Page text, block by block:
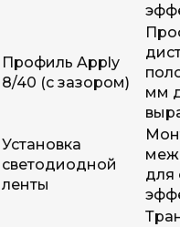
Профиль Apply
8/40 (с зазором)
мм
Установка
светодиодной
ленты
для